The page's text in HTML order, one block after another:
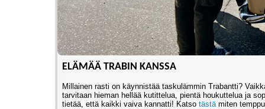
ELÄMÄÄ TRABIN KANSSA
Millainen rasti on käynnistää taskulämmin Trabantti?
tarvitaan hieman hellää kutittelua, pientä houkuttelua ja
tietää, että kaikki vaiva kannatti! Katso tästämiten